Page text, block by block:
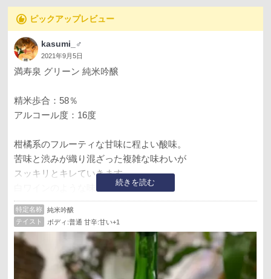
recommend ピックアップレビュー
kasumi_♂
2021年9月5日
続きを読む
満寿泉 グリーン 純米吟醸
精米歩合：58％
アルコール度：16度
柑橘系のフルーティな甘味に程よい酸味。
苦味と渋みが織り混ざった複雑な味わいが
スッキリとキレていきます。
白ワインのような味わいで
とても美味しいお酒でした。
特定名称
純米吟醸
テイスト
ボディ:普通 甘辛:甘い+1